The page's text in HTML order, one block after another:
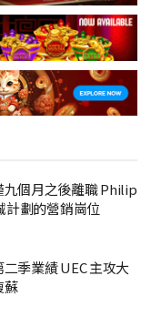
個月之後離職 Philip
計劃的營銷崗位
季業績 UEC 主攻大
蘇